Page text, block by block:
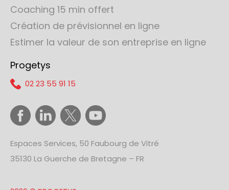
Coaching 15 min offert
Création de prévisionnel en ligne
Estimer la valeur de son entreprise en ligne
Progetys
02 23 55 91 15
Espaces Services, 50 Faubourg de Vitré
35130 La Guerche de Bretagne – FR